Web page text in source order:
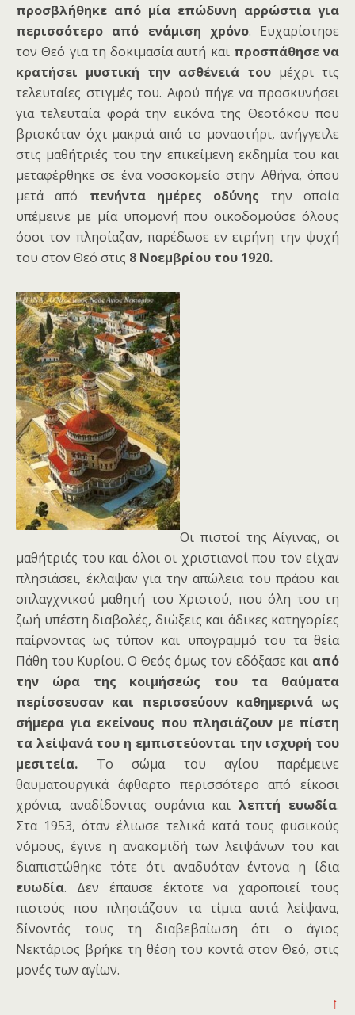
προσβλήθηκε από μία επώδυνη αρρώστια για
περισσότερο από ενάμιση χρόνο. Ευχαρίστησε
τον Θεό για τη δοκιμασία αυτή και προσπάθησε να
κρατήσει μυστική την ασθένειά του μέχρι τις
τελευταίες στιγμές του. Αφού πήγε να προσκυνήσει
για τελευταία φορά την εικόνα της Θεοτόκου που
βρισκόταν όχι μακριά από το μοναστήρι, ανήγγειλε
στις μαθήτριές του την επικείμενη εκδημία του και
μεταφέρθηκε σε ένα νοσοκομείο στην Αθήνα, όπου
μετά από πενήντα ημέρες οδύνης την οποία
υπέμεινε με μία υπομονή που οικοδομούσε όλους
όσοι τον πλησίαζαν, παρέδωσε εν ειρήνη την ψυχή
του στον Θεό στις 8 Νοεμβρίου του 1920.
Οι πιστοί της Αίγινας, οι
μαθήτριές του και όλοι οι χριστιανοί που τον είχαν
πλησιάσει, έκλαψαν για την απώλεια του πράου και
σπλαγχνικού μαθητή του Χριστού, που όλη του τη
ζωή υπέστη διαβολές, διώξεις και άδικες κατηγορίες
παίρνοντας ως τύπον και υπογραμμό του τα θεία
Πάθη του Κυρίου. Ο Θεός όμως τον εδόξασε και από
την ώρα της κοιμήσεώς του τα θαύματα
περίσσευσαν και περισσεύουν καθημερινά ως
σήμερα για εκείνους που πλησιάζουν με πίστη
τα λείψανά του η εμπιστεύονται την ισχυρή του
μεσιτεία. Το σώμα του αγίου παρέμεινε
θαυματουργικά άφθαρτο περισσότερο από είκοσι
χρόνια, αναδίδοντας ουράνια καιλεπτή ευωδία.
Στα 1953, όταν έλιωσε τελικά κατά τους φυσικούς
νόμους, έγινε η ανακομιδή των λειψάνων του και
διαπιστώθηκε τότε ότι αναδυόταν έντονα η ίδια
ευωδία. Δεν έπαυσε έκτοτε να χαροποιεί τους
πιστούς που πλησιάζουν τα τίμια αυτά λείψανα,
δίνοντάς τους τη διαβεβαίωση ότι ο άγιος
Νεκτάριος βρήκε τη θέση του κοντά στον Θεό, στις
μονές των αγίων.
↑